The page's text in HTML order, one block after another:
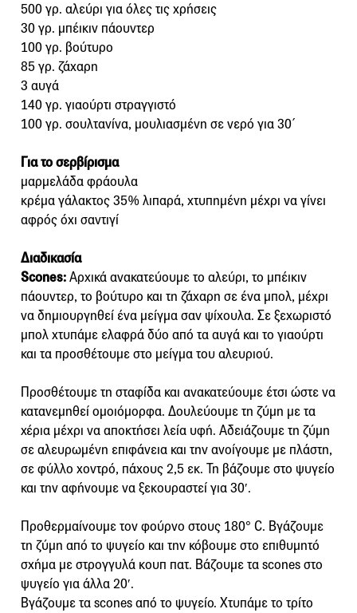
500 γρ. αλεύρι για όλες τις χρήσεις
30 γρ. μπέικιν πάουντερ
100 γρ. βούτυρο
85 γρ. ζάχαρη
3 αυγά
140 γρ. γιαούρτι στραγγιστό
100 γρ. σουλτανίνα, μουλιασμένη σε νερό για 30΄
Για το σερβίρισμα
μαρμελάδα φράουλα
κρέμα γάλακτος 35% λιπαρά, χτυπημένη μέχρι να γίνει
αφρός όχι σαντιγί
Διαδικασία
Scones:Αρχικά ανακατεύουμε το αλεύρι, το μπέικιν
πάουντερ, το βούτυρο και τη ζάχαρη σε ένα μπολ, μέχρι
να δημιουργηθεί ένα μείγμα σαν ψίχουλα. Σε ξεχωριστό
μπολ χτυπάμε ελαφρά δύο από τα αυγά και το γιαούρτι
και τα προσθέτουμε στο μείγμα του αλευριού.
Προσθέτουμε τη σταφίδα και ανακατεύουμε έτσι ώστε να
κατανεμηθεί ομοιόμορφα. Δουλεύουμε τη ζύμη με τα
χέρια μέχρι να αποκτήσει λεία υφή. Αδειάζουμε τη ζύμη
σε αλευρωμένη επιφάνεια και την ανοίγουμε με πλάστη,
σε φύλλο χοντρό, πάχους 2,5 εκ. Τη βάζουμε στο ψυγείο
και την αφήνουμε να ξεκουραστεί για 30′.
Προθερμαίνουμε τον φούρνο στους 180° C. Βγάζουμε
τη ζύμη από το ψυγείο και την κόβουμε στο επιθυμητό
σχήμα με στρογγυλά κουπ πατ. Βάζουμε τα scones στο
ψυγείο για άλλα 20′.
Βγάζουμε τα scones από το ψυγείο. Χτυπάμε το τρίτο